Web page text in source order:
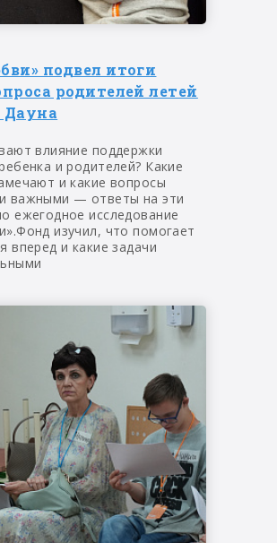
подвел итоги
родителей летей
Дауна
влияние поддержки
и родителей? Какие
и какие вопросы
важными — ответы на эти
ежегодное исследование
изучил, что помогает
вперед и какие задачи